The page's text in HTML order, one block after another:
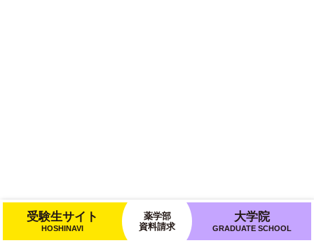
受験生サイト
HOSHINAVI
薬学部
資料請求
大学院
GRADUATE SCHOOL